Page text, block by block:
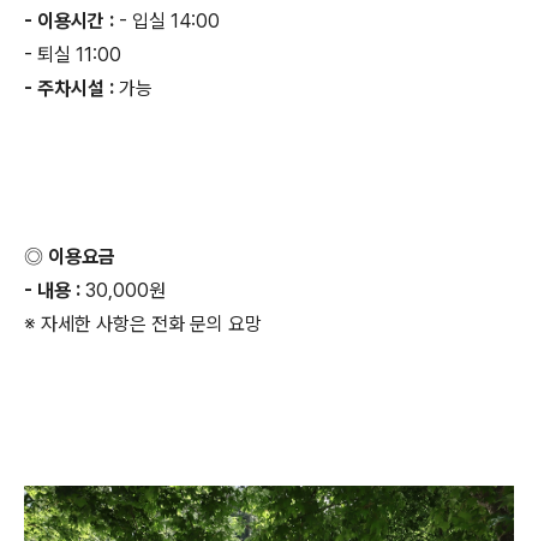
- 이용시간 : - 입실 14:00
- 퇴실 11:00
- 주차시설 : 가능
◎ 이용요금
- 내용 : 30,000원
※ 자세한 사항은 전화 문의 요망